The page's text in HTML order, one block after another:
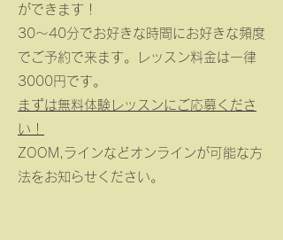
ができます！
30～40分でお好きな時間にお好きな頻度
でご予約で来ます。レッスン料金は一律
3000円です。
まずは無料体験レッスンにご応募くださ
い！
ZOOM,ラインなどオンラインが可能な方
法をお知らせください。